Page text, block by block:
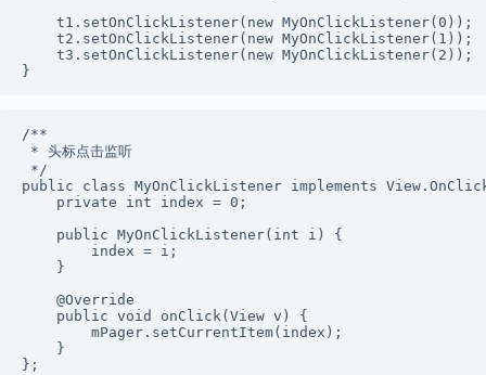
    t1.setOnClickListener(new MyOnClickListener(0));
    t2.setOnClickListener(new MyOnClickListener(1));
    t3.setOnClickListener(new MyOnClickListener(2));
}
/**
* 头标点击监听
*/
public class MyOnClickListener implements
    private int index = 0;
    public MyOnClickListener(int i) {
        index = i;
    }
    @Override
    public void onClick(View v) {
        mPager.setCurrentItem(index);
    }
};